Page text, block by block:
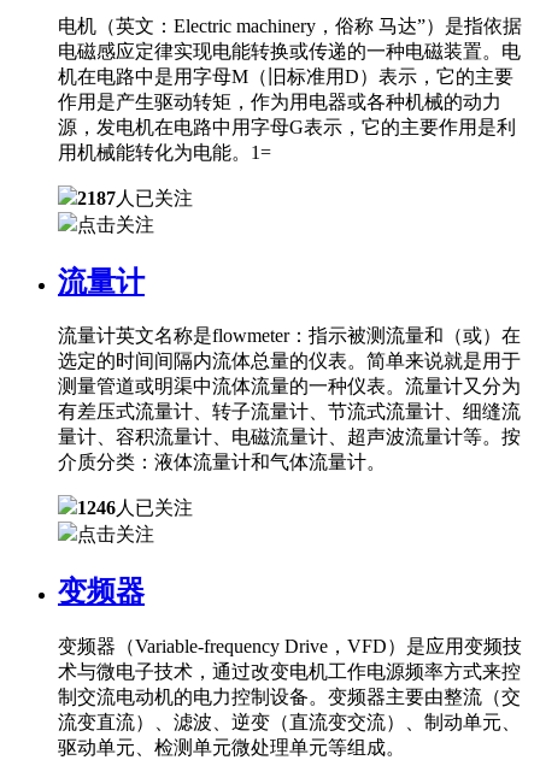
电机（英文：Electric machinery，俗称 马达”）是指依据
电磁感应定律实现电能转换或传递的一种电磁装置。电
机在电路中是用字母M（旧标准用D）表示，它的主要
作用是产生驱动转矩，作为用电器或各种机械的动力
源，发电机在电路中用字母G表示，它的主要作用是利
用机械能转化为电能。1=
2187人已关注
点击关注
流量计
流量计英文名称是flowmeter：指示被测流量和（或）在
选定的时间间隔内流体总量的仪表。简单来说就是用于
测量管道或明渠中流体流量的一种仪表。流量计又分为
有差压式流量计、转子流量计、节流式流量计、细缝流
量计、容积流量计、电磁流量计、超声波流量计等。按
介质分类：液体流量计和气体流量计。
1246人已关注
点击关注
变频器
变频器（Variable-frequency Drive，VFD）是应用变频技
术与微电子技术，通过改变电机工作电源频率方式来控
制交流电动机的电力控制设备。变频器主要由整流（交
流变直流）、滤波、逆变（直流变交流）、制动单元、
驱动单元、检测单元微处理单元等组成。